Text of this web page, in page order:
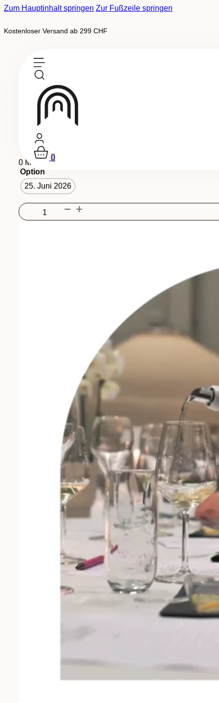
Zum Hauptinhalt springen Zur Fußzeile springen
Kostenloser Versand ab 299 CHF
0
Auf Bestellung erhältlich
Zurzeit, Veranstaltungen
Tauchendes
0 Meinungen
Option
25. Juni 2026
Dégustation
immersive